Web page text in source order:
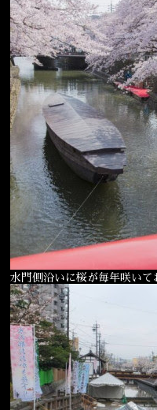
水門側沿いに桜が毎年咲いて
慶事
宴会